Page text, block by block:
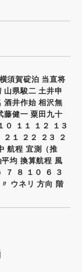
須賀碇泊 当直将
山県駿二 土井申
酒井作始 相沢無
藤健一 粟田九十
０ １１ １２ １３
１ ２２ ２３ ２
航程 宜測（推
均 換算航程 風
７ ８ １０ ６ ３
ウネリ 方向 階